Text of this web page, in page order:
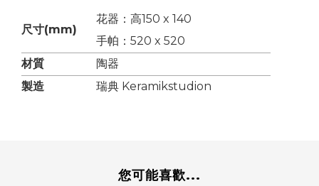
尺寸(mm)
花器：高150 x 140
手帕：520 x 520
材質
陶器
製造 瑞典 Keramikstudion
您可能喜歡...